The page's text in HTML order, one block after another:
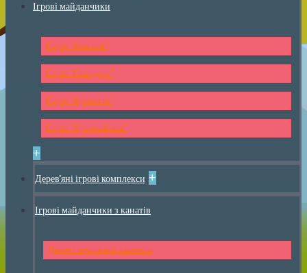
Ігрові майданчики
Серія "Классик"
Серія "Стандарт"
Серія "Крепость"
Серія "Красный мак"
+
Дерев'яні ігрові комплекси +
Ігрові майданчики з канатів
Дитячі комплекси з канатів